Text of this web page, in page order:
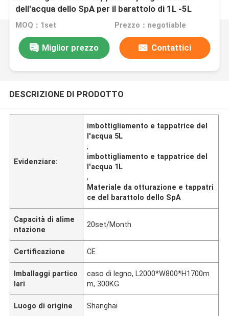
dell'acqua dello SpA per il barattolo di 1L -5L
MOQ：1set Prezzo：negotiable
Miglior prezzo Contattici
DESCRIZIONE DI PRODOTTO
Evidenziare:
imbottigliamento e tappatrice del
l'acqua 5L
,
imbottigliamento e tappatrice del
l'acqua 1L
,
Materiale da otturazione e tappatri
ce del barattolo dello SpA
Capacità di alime
ntazione
20set/Month
Certificazione CE
Imballaggi partico
lari
caso di legno, L2000*W800*H1700m
m, 300KG
Luogo di origine Shanghai